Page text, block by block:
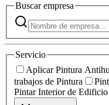
Buscarempresa
Servicio
Aplicar Pintura
trabajos de Pintura
Pintar Interior de Edificio